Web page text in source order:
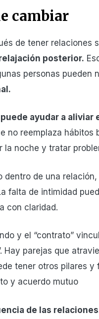
cambiar
de tener relaciones
posterior.
personas pueden
ayudar a aliviar
no reemplaza hábitos
noche y tratar
dentro de una relación,
falta de intimidad
con claridad.
y el “contrato”
Hay parejas que
tener otros pilares y
y acuerdo mutuo
de las relaciones